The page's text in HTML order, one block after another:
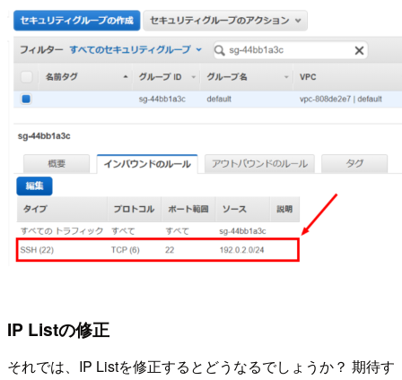
IP Listの修正
それでは、IP Listを修正するとどうなるでしょうか？ 期待す